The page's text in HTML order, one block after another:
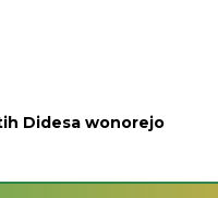
Didesa wonorejo